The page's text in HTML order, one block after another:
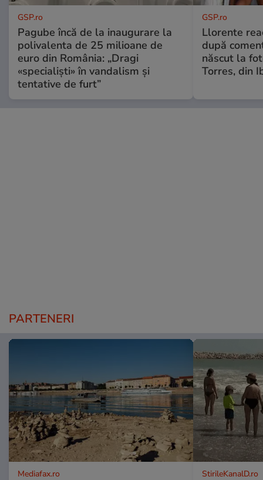
GSP.ro
Pagube încă de la inaugurare la
polivalenta de 25 milioane de
euro din România: „Dragi
«specialiști» în vandalism și
tentative de furt”
GSP.ro
Llorente
după
născut la
Torres, din
PARTENERI
Mediafax.ro StirileKanalD.ro